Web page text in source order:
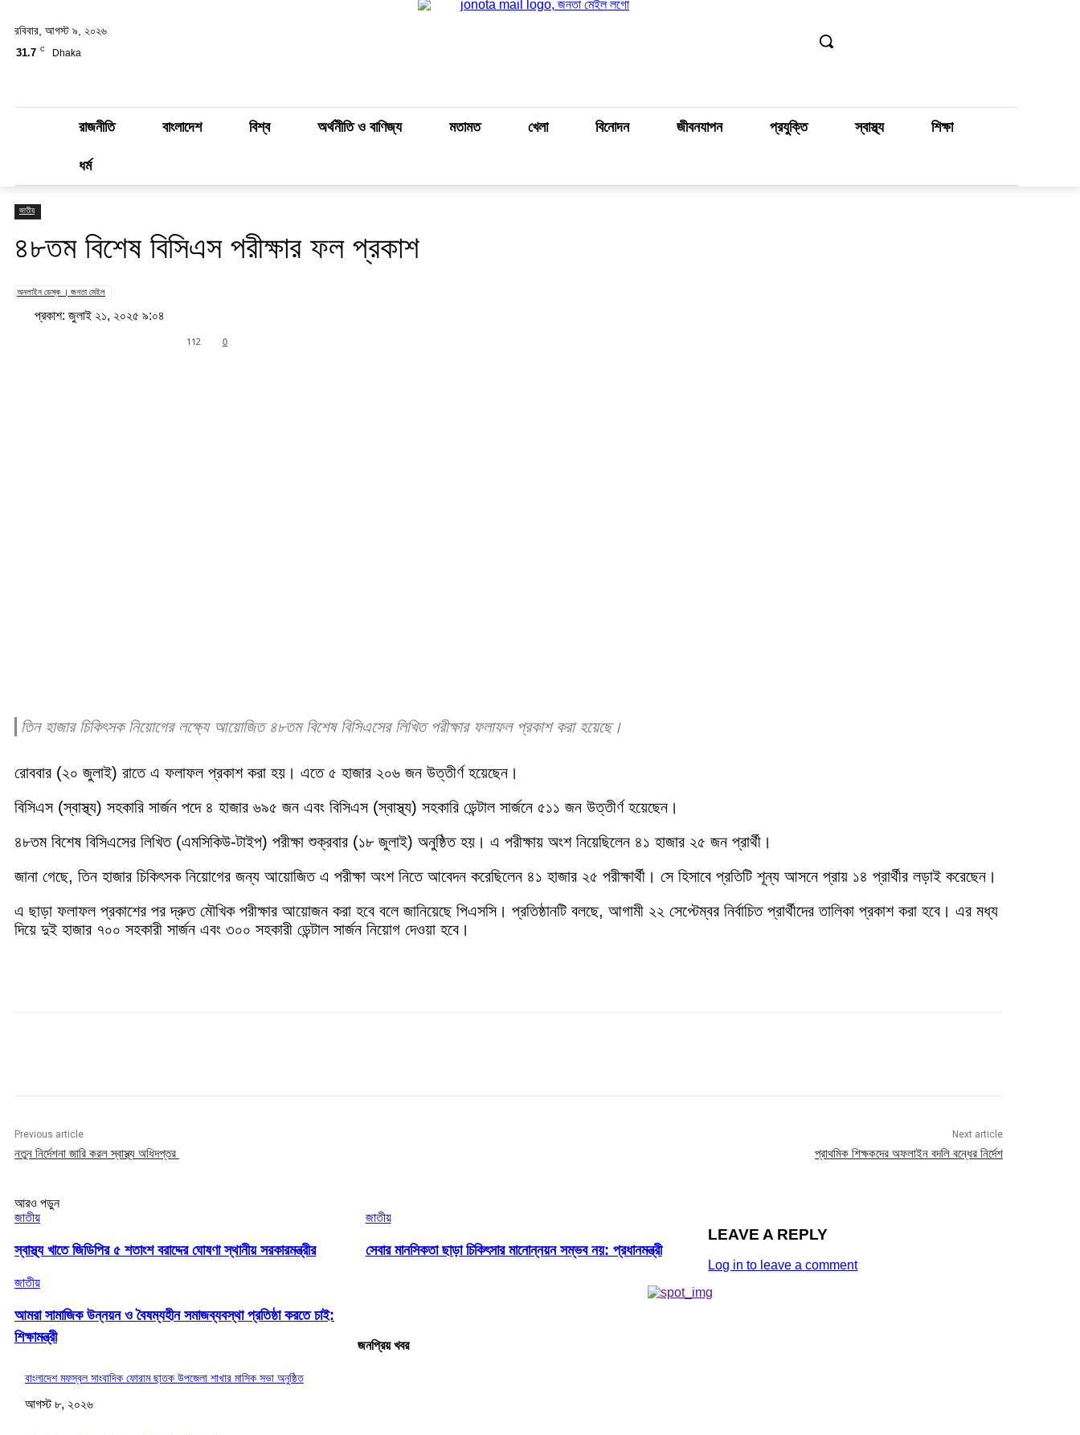
রবিবার, আগস্ট ৯, ২০২৬
31.7 C Dhaka
রাজনীতি বাংলাদেশ বিশ্ব অর্থনীতি ও বাণিজ্য মতামত খেলা বিনোদন জীবনযাপন প্রযুক্তি স্বাস্থ্য শিক্ষা
ধর্ম
জাতীয়
৪৮তম বিশেষ বিসিএস পরীক্ষার ফল প্রকাশ
অনলাইন ডেস্ক । জনতা মেইল
প্রকাশ: জুলাই ২১, ২০২৫ ৯:০৪
0
112
তিন হাজার চিকিৎসক নিয়োগের লক্ষ্যে আয়োজিত ৪৮তম বিশেষ বিসিএসের লিখিত পরীক্ষার ফলাফল প্রকাশ করা হয়েছে।
রোববার (২০ জুলাই) রাতে এ ফলাফল প্রকাশ করা হয়। এতে ৫ হাজার ২০৬ জন উত্তীর্ণ হয়েছেন।
বিসিএস (স্বাস্থ্য) সহকারি সার্জন পদে ৪ হাজার ৬৯৫ জন এবং বিসিএস (স্বাস্থ্য) সহকারি ডেন্টাল সার্জনে ৫১১ জন উত্তীর্ণ হয়েছেন।
৪৮তম বিশেষ বিসিএসের লিখিত (এমসিকিউ-টাইপ) পরীক্ষা শুক্রবার (১৮ জুলাই) অনুষ্ঠিত হয়। এ পরীক্ষায় অংশ নিয়েছিলেন ৪১ হাজার ২৫ জন প্রার্থী।
জানা গেছে, তিন হাজার চিকিৎসক নিয়োগের জন্য আয়োজিত এ পরীক্ষা অংশ নিতে আবেদন করেছিলেন ৪১ হাজার ২৫ পরীক্ষার্থী। সে হিসাবে প্রতিটি শূন্য আসনে প্রায় ১৪ প্রার্থীর লড়াই করেছেন।
এ ছাড়া ফলাফল প্রকাশের পর দ্রুত মৌখিক পরীক্ষার আয়োজন করা হবে বলে জানিয়েছে পিএসসি। প্রতিষ্ঠানটি বলছে, আগামী ২২ সেপ্টেম্বর নির্বাচিত প্রার্থীদের তালিকা প্রকাশ করা হবে। এর মধ্য
দিয়ে দুই হাজার ৭০০ সহকারী সার্জন এবং ৩০০ সহকারী ডেন্টাল সার্জন নিয়োগ দেওয়া হবে।
Previous article
নতুন নির্দেশনা জারি করল স্বাস্থ্য অধিদপ্তর
Next article
প্রাথমিক শিক্ষকদের অফলাইন বদলি বন্ধের নির্দেশ
আরও পড়ুন
জাতীয়
স্বাস্থ্য খাতে জিডিপির ৫ শতাংশ বরাদ্দের ঘোষণা স্থানীয় সরকারমন্ত্রীর
জাতীয়
সেবার মানসিকতা ছাড়া চিকিৎসার মানোন্নয়ন সম্ভব নয়: প্রধানমন্ত্রী
জাতীয়
আমরা সামাজিক উন্নয়ন ও বৈষম্যহীন সমাজব্যবস্থা প্রতিষ্ঠা করতে চাই:
শিক্ষামন্ত্রী
LEAVE A REPLY
Log in to leave a comment
জনপ্রিয় খবর
বাংলাদেশ মফস্বল সাংবাদিক ফোরাম ছাতক উপজেলা শাখার মাসিক সভা অনুষ্ঠিত
আগস্ট ৮, ২০২৬